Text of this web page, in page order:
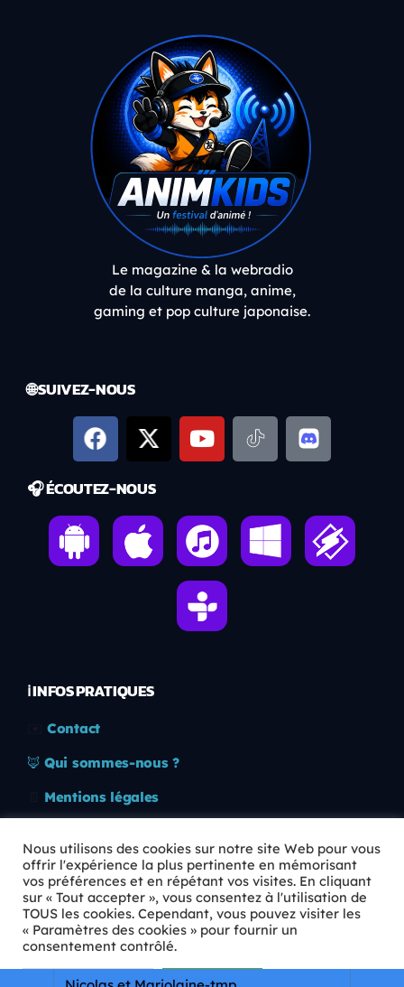
Le magazine & la webradio
de la culture manga, anime,
gaming et pop culture japonaise.
🌐 SUIVEZ-NOUS
🎧 ÉCOUTEZ-NOUS
ℹ️ INFOS PRATIQUES
Contact
🦊 Qui sommes-nous ?
Mentions légales
🛡️ RGPD
Copyright © 2026 Animkids. Tous droits réservés.
Nous utilisons des cookies sur notre site Web pour vous
offrir l'expérience la plus pertinente en mémorisant
vos préférences et en répétant vos visites. En cliquant
sur « Tout accepter », vous consentez à l'utilisation de
TOUS les cookies. Cependant, vous pouvez visiter les
« Paramètres des cookies » pour fournir un
consentement contrôlé.
Paramètres Cookie Tout accepter